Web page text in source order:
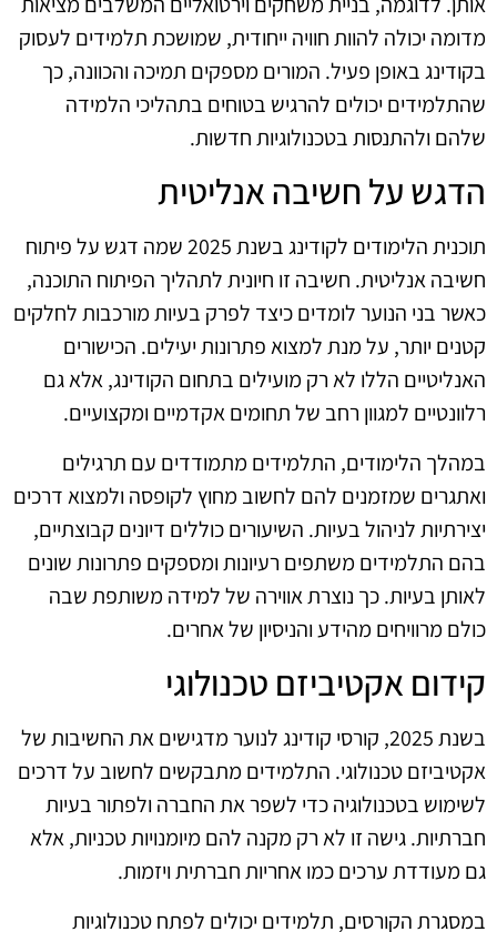
מדומה יכולה להוות חוויה ייחודית, שמושכת תלמידים לעסוק
בקודינג באופן פעיל. המורים מספקים תמיכה והכוונה, כך
שהתלמידים יכולים להרגיש בטוחים בתהליכי הלמידה
שלהם ולהתנסות בטכנולוגיות חדשות.
הדגש על חשיבה אנליטית
תוכנית הלימודים לקודינג בשנת 2025 שמה דגש על פיתוח
חשיבה אנליטית. חשיבה זו חיונית לתהליך הפיתוח התוכנה,
כאשר בני הנוער לומדים כיצד לפרק בעיות מורכבות לחלקים
קטנים יותר, על מנת למצוא פתרונות יעילים. הכישורים
האנליטיים הללו לא רק מועילים בתחום הקודינג, אלא גם
רלוונטיים למגוון רחב של תחומים אקדמיים ומקצועיים.
במהלך הלימודים, התלמידים מתמודדים עם תרגילים
ואתגרים שמזמנים להם לחשוב מחוץ לקופסה ולמצוא דרכים
יצירתיות לניהול בעיות. השיעורים כוללים דיונים קבוצתיים,
בהם התלמידים משתפים רעיונות ומספקים פתרונות שונים
לאותן בעיות. כך נוצרת אווירה של למידה משותפת שבה
כולם מרוויחים מהידע והניסיון של אחרים.
קידום אקטיביזם טכנולוגי
בשנת 2025, קורסי קודינג לנוער מדגישים את החשיבות של
אקטיביזם טכנולוגי. התלמידים מתבקשים לחשוב על דרכים
לשימוש בטכנולוגיה כדי לשפר את החברה ולפתור בעיות
חברתיות. גישה זו לא רק מקנה להם מיומנויות טכניות, אלא
גם מעודדת ערכים כמו אחריות חברתית ויזמות.
במסגרת הקורסים, תלמידים יכולים לפתח טכנולוגיות